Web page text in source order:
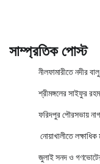
সাম্প্রতিক পোস্ট
নীলফামারীতে নদীর
শ্রীমঙ্গলের সাইফুর
ফরিদপুর পৌরসভায়
নোয়াখালীতে লক্ষাধিক
জুলাই সনদ ও গণভোটের